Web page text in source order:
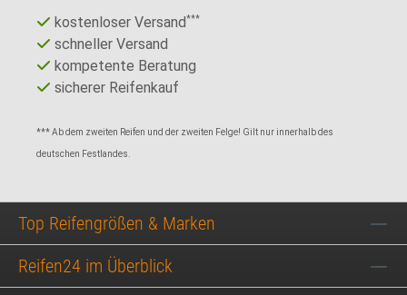
kostenloser Versand***
schneller Versand
kompetente Beratung
sicherer Reifenkauf
*** Ab dem zweiten Reifen und der zweiten Felge! Gilt nur innerhalb des
deutschen Festlandes.
Top Reifengrößen & Marken
Reifen24 im Überblick